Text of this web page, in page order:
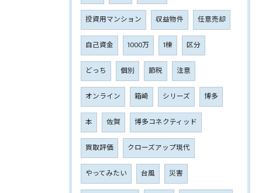
投資用マンション 収益物件 任意売却
自己資金 1000万 1棟 区分
どっち 個別 節税 注意
オンライン 箱崎 シリーズ 博多
本 佐賀 博多コネクティッド
買取評価 クローズアップ現代
やってみたい 台風 災害